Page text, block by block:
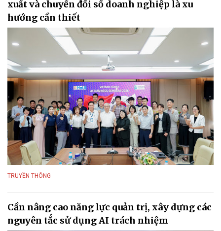
xuất và chuyển đổi số doanh nghiệp là xu
hướng cần thiết
TRUYỀN THÔNG
Cần nâng cao năng lực quản trị, xây dựng các
nguyên tắc sử dụng AI trách nhiệm